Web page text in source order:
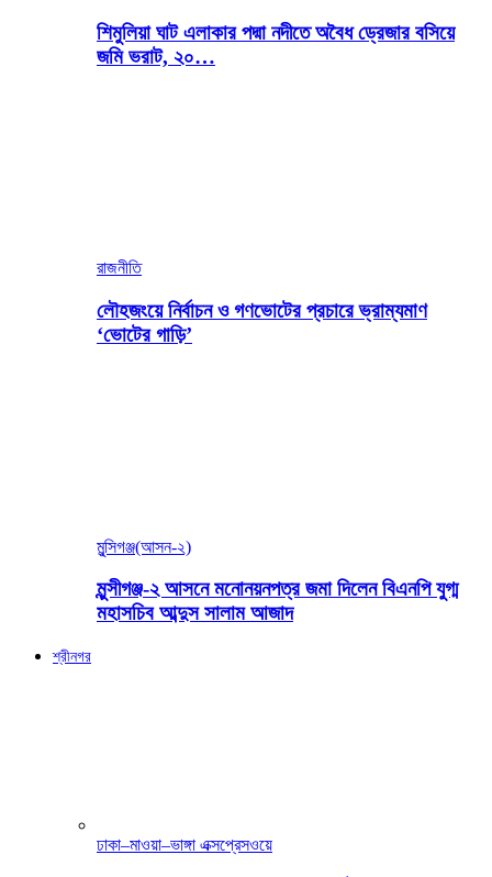
শিমুলিয়া ঘাট এলাকার পদ্মা নদীতে অবৈধ ড্রেজার বসিয়ে
জমি ভরাট, ২০…
রাজনীতি
লৌহজংয়ে নির্বাচন ও গণভোটের প্রচারে ভ্রাম্যমাণ
‘ভোটের গাড়ি’
মুন্সিগঞ্জ(আসন-২)
মুন্সীগঞ্জ-২ আসনে মনোনয়নপত্র জমা দিলেন বিএনপি যুগ্ম
মহাসচিব আব্দুস সালাম আজাদ
শ্রীনগর
ঢাকা–মাওয়া–ভাঙ্গা এক্সপ্রেসওয়ে